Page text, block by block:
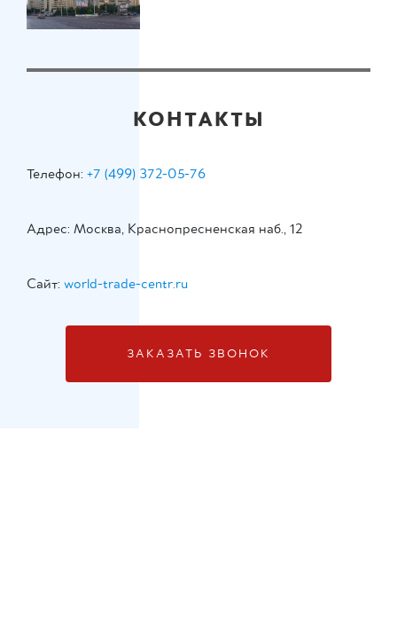
КОНТАКТЫ
Телефон: +7 (499) 372-05-76
Адрес: Москва, Краснопресненская наб., 12
Сайт: world-trade-centr.ru
ЗАКАЗАТЬ ЗВОНОК